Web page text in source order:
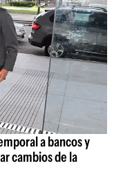
a bancos y
cambios de la